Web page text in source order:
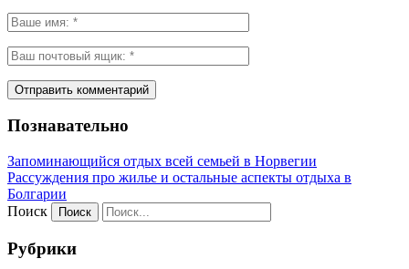
Познавательно
Запоминающийся отдых всей семьей в Норвегии
Рассуждения про жилье и остальные аспекты отдыха в
Болгарии
Поиск
Рубрики